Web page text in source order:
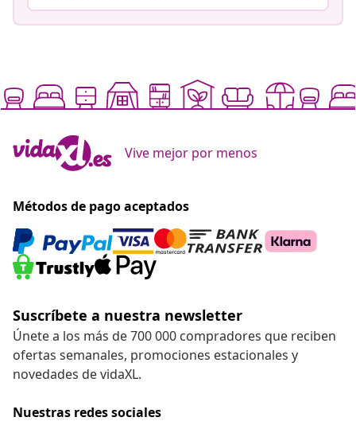
Vive mejor por menos
Métodos de pago aceptados
Suscríbete a nuestra newsletter
Únete a los más de 700 000 compradores que reciben
ofertas semanales, promociones estacionales y
novedades de vidaXL.
Nuestras redes sociales